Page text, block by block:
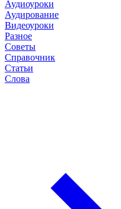
Аудиоуроки
Аудирование
Видеоуроки
Разное
Советы
Справочник
Статьи
Слова